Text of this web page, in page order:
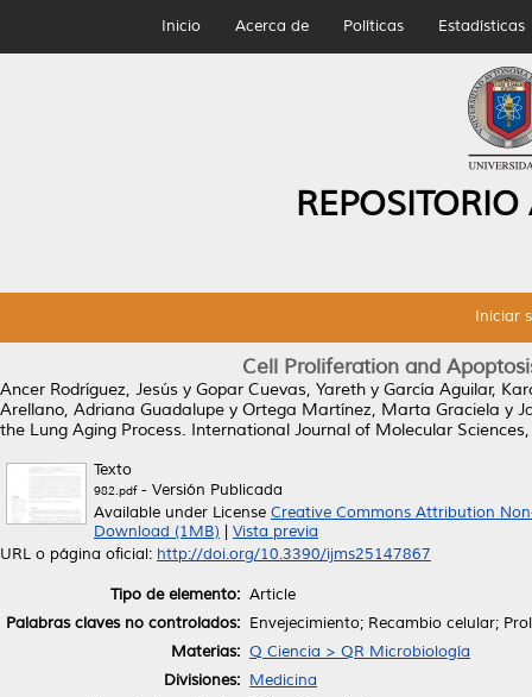
Inicio Acerca de Políticas Estadísticas
Iniciar
Cell Proliferation and
Ancer Rodríguez, Jesús y Gopar Cuevas, Yareth y García Aguilar,
Arellano, Adriana Guadalupe y Ortega Martínez, Marta Graciela y
the Lung Aging Process. International Journal of Molecular
Texto
982.pdf- Versión Publicada
Available under License Creative Commons Attribution
Download (1MB)
Vista previa
URL o página oficial: http://doi.org/10.3390/ijms25147867
Tipo de elemento: Article
Palabras claves no controlados: Envejecimiento; Recambio celular;
Materias: Q Ciencia > QR Microbiología
Divisiones: Medicina